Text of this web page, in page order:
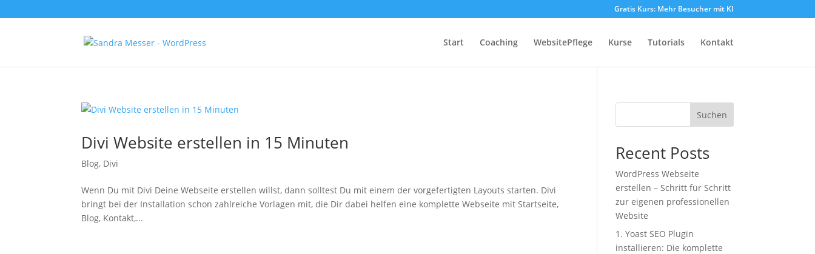
Gratis Kurs: Mehr Besucher mit KI
Start Coaching WebsitePflege Kurse Tutorials Kontakt
Divi Website erstellen in 15 Minuten
Blog, Divi
Wenn Du mit Divi Deine Webseite erstellen willst, dann solltest Du mit einem der vorgefertigten Layouts starten. Divi
bringt bei der Installation schon zahlreiche Vorlagen mit, die Dir dabei helfen eine komplette Webseite mit Startseite,
Blog, Kontakt,...
Suchen
Recent Posts
WordPress Webseite
erstellen – Schritt für Schritt
zur eigenen professionellen
Website
1. Yoast SEO Plugin
installieren: Die komplette